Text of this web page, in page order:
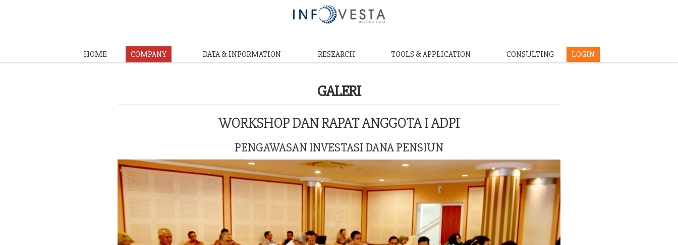
HOME COMPANY DATA & INFORMATION RESEARCH TOOLS & APPLICATION CONSULTING LOGIN
GALERI
WORKSHOP DAN RAPAT ANGGOTA I ADPI
PENGAWASAN INVESTASI DANA PENSIUN